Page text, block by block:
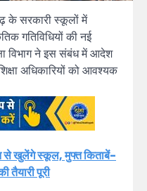
के सरकारी स्कूलों में
गतिविधियों की नई
विभाग ने इस संबंध में आदेश
अधिकारियों को आवश्यक
खुलेंगे स्कूल, मुफ्त किताबें-
तैयारी पूरी